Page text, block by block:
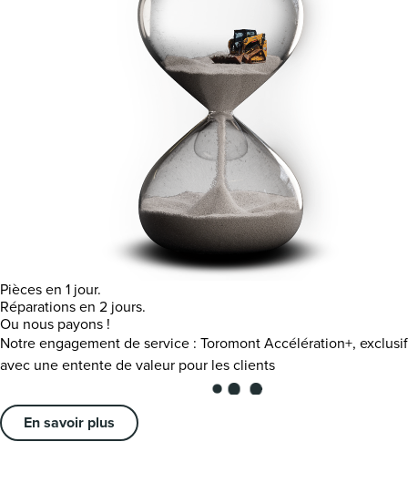
Pièces en 1 jour.
Réparations en 2 jours.
Ou nous payons !
Notre engagement de service : Toromont Accélération+, exclusif
avec une entente de valeur pour les clients
En savoir plus